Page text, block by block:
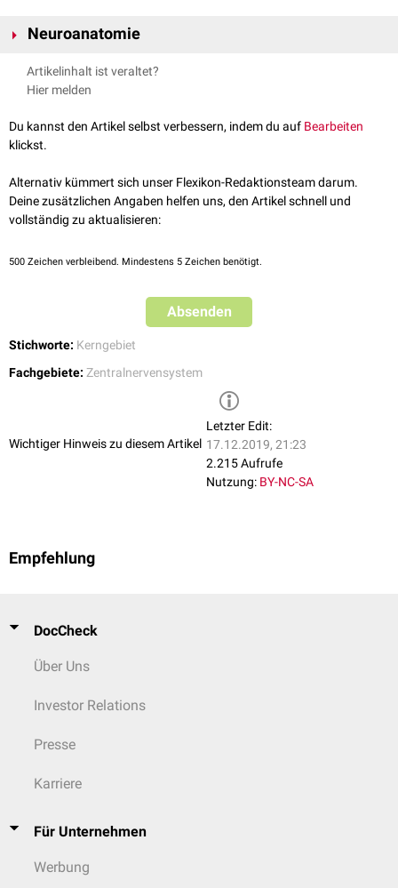
Neuroanatomie
Der Nucleus reticularis gigantocellularis wird funktionell zusammen mit
den drei kaudalen
reticularis zusammengefasst. Diese Region erhält massive
Afferenzen
aus dem
Nucleus centralis amygdalae
Ausgehend vom Nucleus reticularis gigantocellularis entspringt der
Tractus bulboreticulospinalis(Tractus reticulospinalis lateralis) gekreuzt
und ungekreuzt imFuniculus lateralis
Motoneurone
fürzervikale und axialeMuskeln
inhibierend auf die Neurone desRückenmarks
Anteile des Nucleus gigantocellularis scheinen an der Steuerung der
Ausatmung
beteiligt zu sein.
Artikelinhalt ist veraltet?
Hier melden
Du kannst den Artikel selbst verbessern, indem du auf Bearbeiten
klickst.
Alternativ kümmert sich unser Flexikon-Redaktionsteam darum.
Deine zusätzlichen Angaben helfen uns, den Artikel schnell und
vollständig zu aktualisieren:
500 Zeichen verbleibend. Mindestens 5 Zeichen benötigt.
Absenden
Stichworte: Kerngebiet
Fachgebiete: Zentralnervensystem
Wichtiger Hinweis zu diesem Artikel
Letzter Edit:
17.12.2019, 21:23
2.215 Aufrufe
Nutzung: BY-NC-SA
Empfehlung
DocCheck
Über Uns
Investor Relations
Presse
Karriere
Für Unternehmen
Werbung